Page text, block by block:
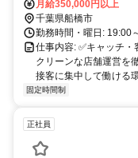
橋駅から徒歩2分
月給350,000円以上
千葉県船橋市
勤務時間・曜日: 19:00
仕事内容: ✅キャッチ
クリーンな店舗運営を
接客に集中して働ける
固定時間制
正社員